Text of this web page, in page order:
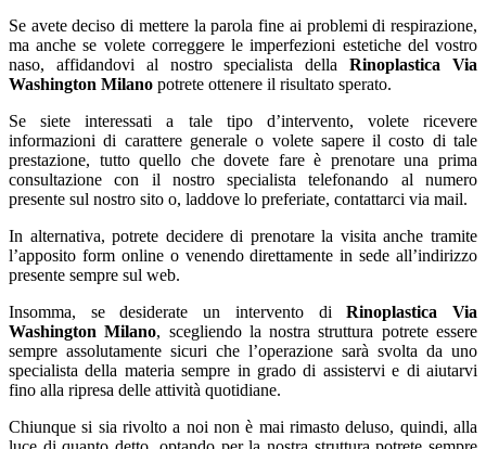
Se avete deciso di mettere la parola fine ai problemi di respirazione,
ma anche se volete correggere le imperfezioni estetiche del vostro
naso, affidandovi al nostro specialista dellaRinoplastica Via
Washington Milano potrete ottenere il risultato sperato.
Se siete interessati a tale tipo d’intervento, volete ricevere
informazioni di carattere generale o volete sapere il costo di tale
prestazione, tutto quello che dovete fare è prenotare una prima
consultazione con il nostro specialista telefonando al numero
presente sul nostro sito o, laddove lo preferiate, contattarci via mail.
In alternativa, potrete decidere di prenotare la visita anche tramite
l’apposito form online o venendo direttamente in sede all’indirizzo
presente sempre sul web.
Insomma, se desiderate un intervento diRinoplastica Via
Washington Milano, scegliendo la nostra struttura potrete essere
sempre assolutamente sicuri che l’operazione sarà svolta da uno
specialista della materia sempre in grado di assistervi e di aiutarvi
fino alla ripresa delle attività quotidiane.
Chiunque si sia rivolto a noi non è mai rimasto deluso, quindi, alla